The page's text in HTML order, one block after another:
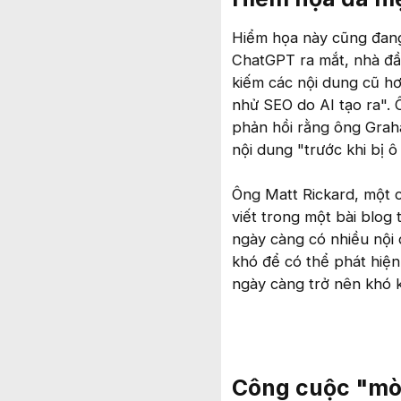
Hiểm họa này cũng
ChatGPT ra mắt, nhà
kiếm các nội dung cũ
nhử SEO do AI tạo ra".
phản hồi rằng ông
nội dung "trước khi bị ô
Ông Matt Rickard, một
viết trong một bài blog
ngày càng có nhiều
khó để có thể phát
ngày càng trở nên khó
Công cuộc